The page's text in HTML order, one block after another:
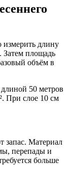
измерить длину
Затем площадь
объём в
50 метров
При слое 10 см
запас. Материал
перепады и
больше